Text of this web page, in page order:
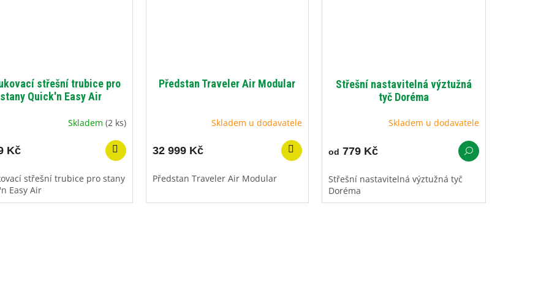
střešní trubice pro
stany Quick'n Easy Air
Skladem (2 ks)
Kč
střešní trubice pro stany
Easy Air
Předstan Traveler Air Modular
Skladem u dodavatele
32 999 Kč
Předstan Traveler Air Modular
Střešní nastavitelná výztužná
tyč Doréma
Skladem u dodavatele
od 779 Kč
Střešní nastavitelná výztužná tyč
Doréma